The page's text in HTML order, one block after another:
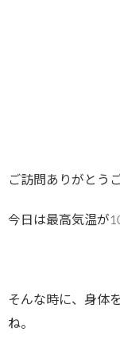
ご訪問ありがとう
今日は最高気温が
そんな時に、身体
ね。